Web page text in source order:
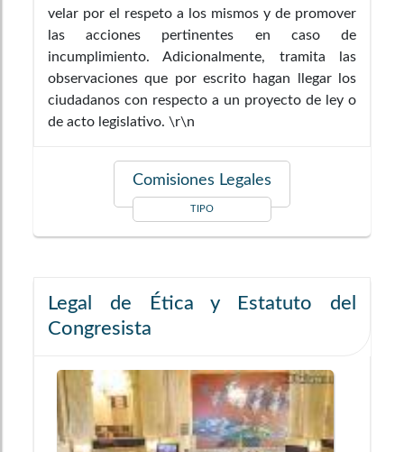
velar por el respeto a los mismos y de promover
las acciones pertinentes en caso de
incumplimiento. Adicionalmente, tramita las
observaciones que por escrito hagan llegar los
ciudadanos con respecto a un proyecto de ley o
de acto legislativo. \r\n
Comisiones Legales
TIPO
Legal de Ética y Estatuto del
Congresista